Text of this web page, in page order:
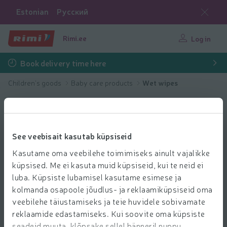
See veebisait kasutab küpsiseid
Kasutame oma veebilehe toimimiseks ainult vajalikke
küpsised. Me ei kasuta muid küpsiseid, kui te neid ei
luba. Küpsiste lubamisel kasutame esimese ja
kolmanda osapoole jõudlus- ja reklaamiküpsiseid oma
veebilehe täiustamiseks ja teie huvidele sobivamate
reklaamide edastamiseks. Kui soovite oma küpsiste
Estonian Русский
Rimi.ee Log in
Book delivery time here
Children's goods Baby care products Wet wipes